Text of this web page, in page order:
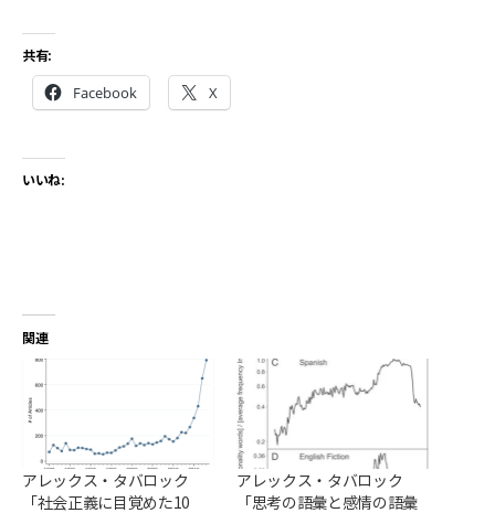
共有:
Facebook X
いいね:
関連
アレックス・タバロック
「社会正義に目覚めた10
アレックス・タバロック
「思考の語彙と感情の語彙